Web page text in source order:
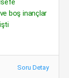
boş inançlar
Soru Detay